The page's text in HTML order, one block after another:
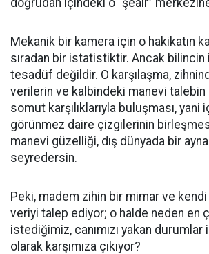
doğrudan içindeki o “şeair”
​Mekanik bir kamera için o hakikatın
sıradan bir istatistiktir. Ancak bilincin
tesadüf değildir. O karşılaşma,
verilerin ve kalbindeki manevi talebin
somut karşılıklarıyla buluşması, yani
görünmez daire çizgilerinin
manevi güzelliği, dış dünyada bir
seyredersin.
​Peki, madem zihin bir mimar ve kendi
veriyi talep ediyor; o halde neden en
istediğimiz, canımızı yakan durumlar
olarak karşımıza çıkıyor?